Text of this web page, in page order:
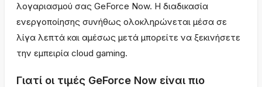
λογαριασμού σας GeForce Now. Η διαδικασία
ενεργοποίησης συνήθως ολοκληρώνεται μέσα σε
λίγα λεπτά και αμέσως μετά μπορείτε να ξεκινήσετε
την εμπειρία cloud gaming.
Γιατί οι τιμές GeForce Now είναι πιο